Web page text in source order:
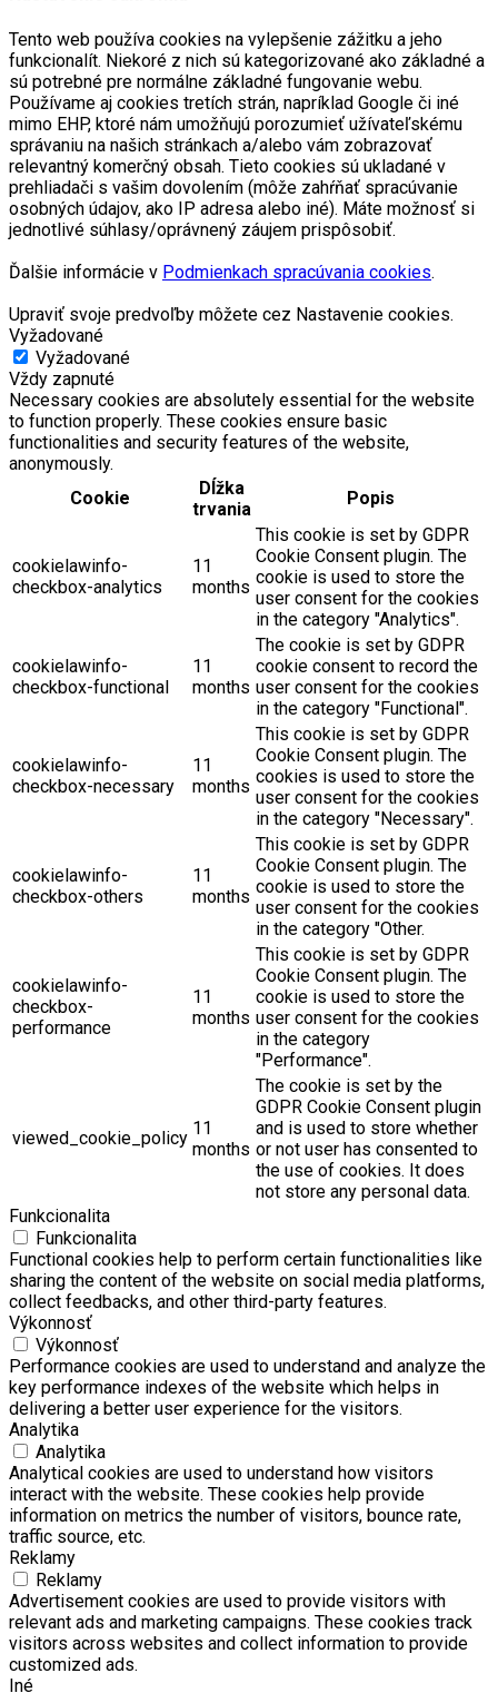
Tento web používa cookies na vylepšenie zážitku a jeho
funkcionalít. Niekoré z nich sú kategorizované ako základné a
sú potrebné pre normálne základné fungovanie webu.
Používame aj cookies tretích strán, napríklad Google či iné
mimo EHP, ktoré nám umožňujú porozumieť užívateľskému
správaniu na našich stránkach a/alebo vám zobrazovať
relevantný komerčný obsah. Tieto cookies sú ukladané v
prehliadači s vašim dovolením (môže zahŕňať spracúvanie
osobných údajov, ako IP adresa alebo iné). Máte možnosť si
jednotlivé súhlasy/oprávnený záujem prispôsobiť.
Ďalšie informácie v Podmienkach spracúvania cookies.
Upraviť svoje predvoľby môžete cez Nastavenie cookies.
Vyžadované
Vyžadované
Vždy zapnuté
Necessary cookies are absolutely essential for the website
to function properly. These cookies ensure basic
functionalities and security features of the website,
anonymously.
Cookie
Dĺžka
trvania
Popis
cookielawinfo-
checkbox-analytics
11
months
This cookie is set by GDPR
Cookie Consent plugin. The
cookie is used to store the
user consent for the cookies
in the category "Analytics".
cookielawinfo-
checkbox-functional
11
months
The cookie is set by GDPR
cookie consent to record the
user consent for the cookies
in the category "Functional".
cookielawinfo-
checkbox-necessary
11
months
This cookie is set by GDPR
Cookie Consent plugin. The
cookies is used to store the
user consent for the cookies
in the category "Necessary".
cookielawinfo-
checkbox-others
11
months
This cookie is set by GDPR
Cookie Consent plugin. The
cookie is used to store the
user consent for the cookies
in the category "Other.
cookielawinfo-
checkbox-
performance
11
months
This cookie is set by GDPR
Cookie Consent plugin. The
cookie is used to store the
user consent for the cookies
in the category
"Performance".
viewed_cookie_policy 11
months
The cookie is set by the
GDPR Cookie Consent plugin
and is used to store whether
or not user has consented to
the use of cookies. It does
not store any personal data.
Funkcionalita
Funkcionalita
Functional cookies help to perform certain functionalities like
sharing the content of the website on social media platforms,
collect feedbacks, and other third-party features.
Výkonnosť
Výkonnosť
Performance cookies are used to understand and analyze the
key performance indexes of the website which helps in
delivering a better user experience for the visitors.
Analytika
Analytika
Analytical cookies are used to understand how visitors
interact with the website. These cookies help provide
information on metrics the number of visitors, bounce rate,
traffic source, etc.
Reklamy
Reklamy
Advertisement cookies are used to provide visitors with
relevant ads and marketing campaigns. These cookies track
visitors across websites and collect information to provide
customized ads.
Iné